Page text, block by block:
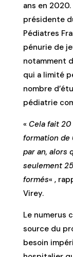
ans en
présidente
Pédiatres
pénurie de
notamment
qui a limité
nombre
pédiatrie
« Cela fait 20
formation de
par an, alors
seulement
formés« ,
Virey.
Le numerus
source du
besoin